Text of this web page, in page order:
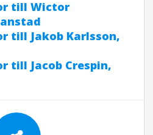
till Wictor
till Jakob Karlsson,
till Jacob Crespin,